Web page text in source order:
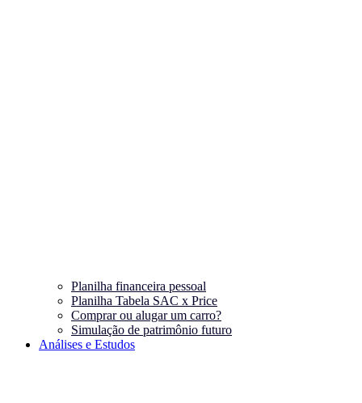
Planilha financeira pessoal
Planilha Tabela SAC x Price
Comprar ou alugar um carro?
Simulação de patrimônio futuro
Análises e Estudos